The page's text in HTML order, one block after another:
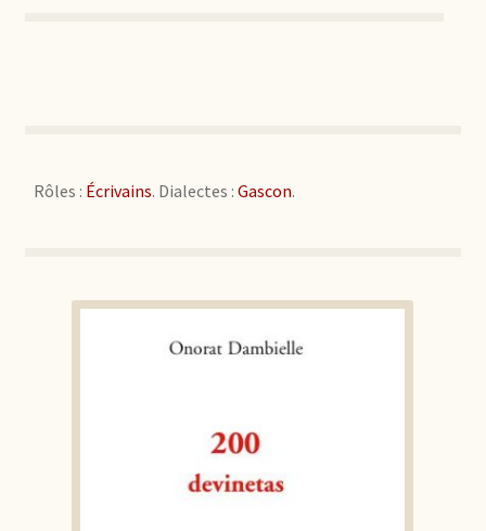
Rôles : Écrivains. Dialectes : Gascon.